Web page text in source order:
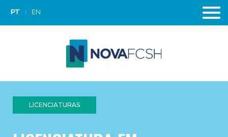
PT EN
LICENCIATURAS